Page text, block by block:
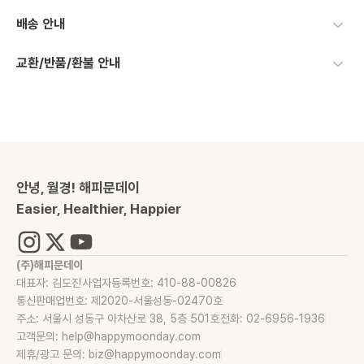
배송 안내
교환/반품/환불 안내
안녕, 월경! 해피문데이
Easier, Healthier, Happier
(주)해피문데이
대표자: 김도진사업자등록번호: 410-88-00826
통신판매업번호: 제2020-서울성동-02470호
주소: 서울시 성동구 아차산로 38, 5층 501호전화: 02-6956-1936
고객문의: help@happymoonday.com
제휴/광고 문의: biz@happymoonday.com